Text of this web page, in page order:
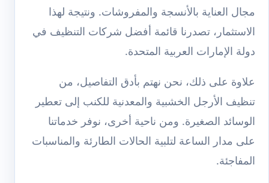
مجال العناية بالأنسجة والمفروشات. ونتيجة لهذا
الاستثمار، تصدرنا قائمة أفضل شركات التنظيف في
دولة الإمارات العربية المتحدة.
علاوة على ذلك، نحن نهتم بأدق التفاصيل، من
تنظيف الأرجل الخشبية والمعدنية للكنب إلى تعطير
الوسائد الصغيرة. ومن ناحية أخرى، نوفر خدماتنا
على مدار الساعة لتلبية الحالات الطارئة والمناسبات
المفاجئة.